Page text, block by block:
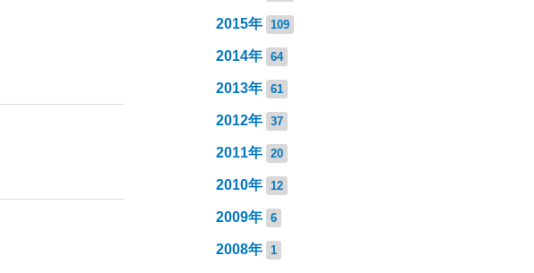
2015年 109
2014年 64
2013年 61
2012年 37
2011年 20
2010年 12
2009年 6
2008年 1